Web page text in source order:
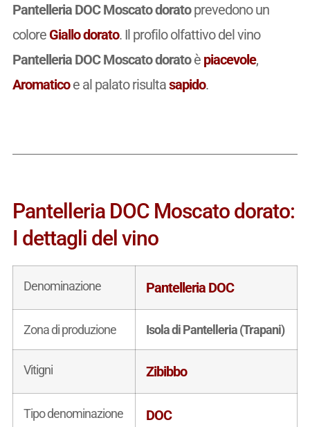
Pantelleria DOC Moscato doratoprevedono un
colore Giallo dorato. Il profilo olfattivo del vino
Pantelleria DOC Moscato doratoè piacevole,
Aromaticoe al palato risultasapido.
Pantelleria DOC Moscato dorato:
I dettagli del vino
Denominazione Pantelleria DOC
Zona di produzione Isola di Pantelleria (Trapani)
Vitigni Zibibbo
Tipo denominazione DOC